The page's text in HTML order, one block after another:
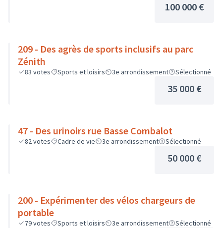
100 000 €
209 - Des agrès de sports inclusifs au parc
Zénith
83 votes Sports et loisirs 3e arrondissement Sélectionné
35 000 €
47 - Des urinoirs rue Basse Combalot
82votes Cadre de vie 3e arrondissement Sélectionné
50 000 €
200 - Expérimenter des vélos chargeurs de
portable
79votes Sports et loisirs 3e arrondissement Sélectionné